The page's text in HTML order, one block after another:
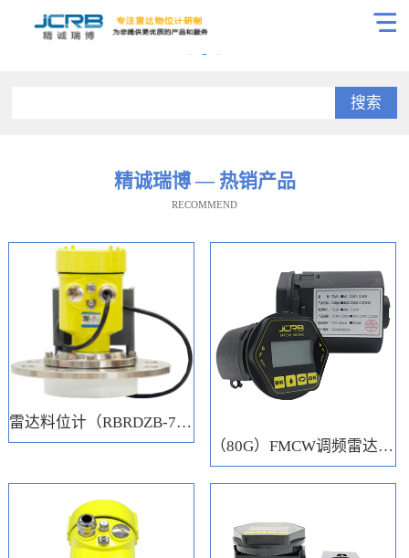
搜索
精诚瑞博 — 热销产品
RECOMMEND
雷达料位计（RBRDZB-71-6-C）
（80G）FMCW调频雷达电子模块